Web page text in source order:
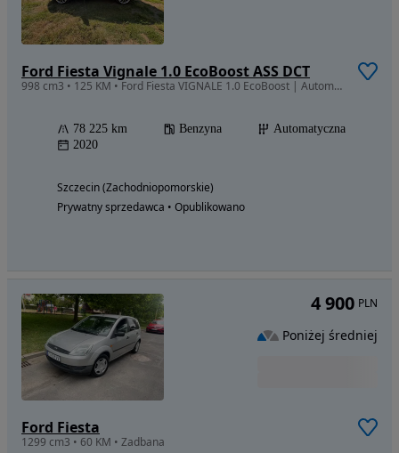
Ford Fiesta Vignale 1.0 EcoBoost ASS DCT
998 cm3 • 125 KM • Ford Fiesta VIGNALE 1.0 EcoBoost | Automat | Szyberdach | Full opcja
78 225 km Benzyna
Automatyczna
2020
Szczecin (Zachodniopomorskie)
Prywatny sprzedawca • Opublikowano
Ford Fiesta
1299 cm3 • 60 KM • Zadbana
4 900 PLN
Poniżej średniej